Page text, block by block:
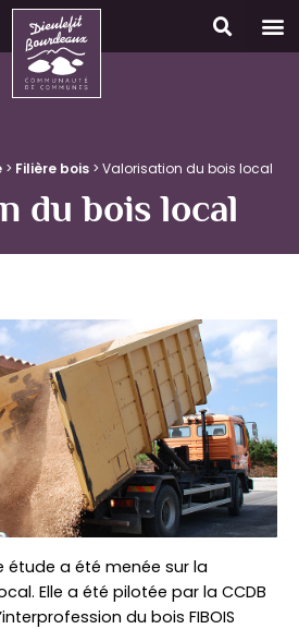
> Filière bois > Valorisation du bois local
du bois local
étude a été menée sur la
Elle a été pilotée par la CCDB
du bois FIBOIS